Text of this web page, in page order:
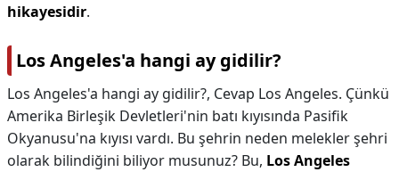
hikayesidir.
Los Angeles'a hangi ay gidilir?
Los Angeles'a hangi ay gidilir?, Cevap Los Angeles. Çünkü
Amerika Birleşik Devletleri'nin batı kıyısında Pasifik
Okyanusu'na kıyısı vardı. Bu şehrin neden melekler şehri
olarak bilindiğini biliyor musunuz? Bu, Los Angeles